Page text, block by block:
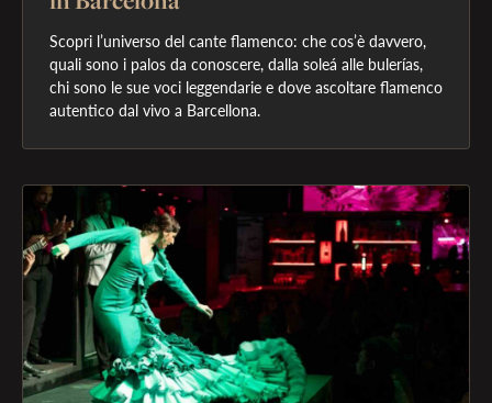
Scopri l’universo del cante flamenco: che cos’è davvero,
quali sono i palos da conoscere, dalla soleá alle bulerías,
chi sono le sue voci leggendarie e dove ascoltare flamenco